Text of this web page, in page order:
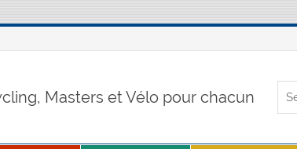
Masters et Vélo pour chacun